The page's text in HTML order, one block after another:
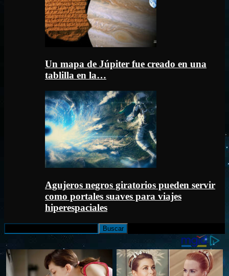
Un mapa de Júpiter fue creado en una
tablilla en la…
Agujeros negros giratorios pueden servir
como portales suaves para viajes
hiperespaciales